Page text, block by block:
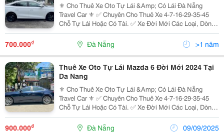
⚜️ Cho Thuê Xe Oto Tự Lái &Amp; Có Lái Đà Nẵng
Travel Car ⚜️ ✅ Chuyên Cho Thuê Xe 4-7-16-29-35-45
Chỗ Tự Lái Hoặc Có Tài. ✅ Xe Đời Mới Các Loại, Dòng
Xe Chất Lượng Cao: ̂̃ : I10, Nissan Almera, Mazda 2 3 6,
Accent, Mazda Cx5, Kona, Sonet,...
700.000₫ Đà Nẵng >1 năm
Thuê Xe Oto Tự Lái Mazda 6 Đời Mới 2024 Tại
Da Nang
⚜️ Cho Thuê Xe Oto Tự Lái &Amp; Có Lái Đà Nẵng
Travel Car ⚜️ ✅ Chuyên Cho Thuê Xe 4-7-16-29-35-45
Chỗ Tự Lái Hoặc Có Tài. ✅ Xe Đời Mới Các Loại, Dòng
Xe Chất Lượng Cao: ̂̃ : I10, Nissan Almera, Mazda 2 3 6,
Accent, Mazda Cx5, Kona, Sonet,...
900.000₫ Đà Nẵng 09/09/2025